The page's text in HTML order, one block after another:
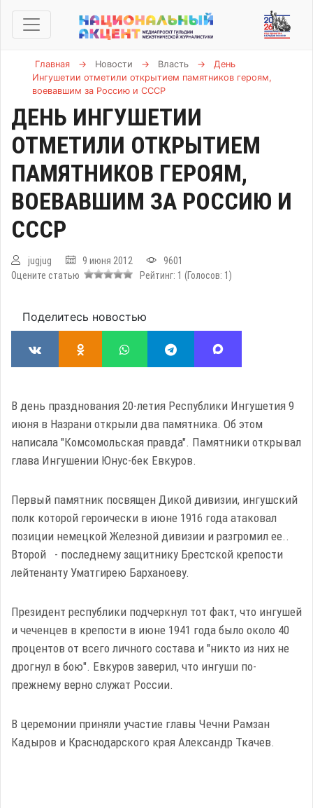
Главная → Новости → Власть →
День
Ингушетии отметили открытием памятников героям,
воевавшим за Россию и СССР
ДЕНЬ ИНГУШЕТИИ
ОТМЕТИЛИ ОТКРЫТИЕМ
ПАМЯТНИКОВ ГЕРОЯМ,
ВОЕВАВШИМ ЗА РОССИЮ И
СССР
jugjug 9 июня 2012
9601
Оцените статью
Рейтинг: 1 (Голосов: 1 )
Поделитесь новостью
В день празднования 20-летия Республики Ингушетия 9
июня в Назрани открыли два памятника. Об этом
написала "Комсомольская правда". Памятники открывал
глава Ингушении Юнус-бек Евкуров.
Первый памятник посвящен Дикой дивизии, ингушский
полк которой героически в июне 1916 года атаковал
позиции немецкой Железной дивизии и разгромил ее..
Второй - последнему защитнику Брестской крепости
лейтенанту Уматгирею Барханоеву.
Президент республики подчеркнул тот факт, что ингушей
и чеченцев в крепости в июне 1941 года было около 40
процентов от всего личного состава и "никто из них не
дрогнул в бою". Евкуров заверил, что ингуши по-
прежнему верно служат России.
В церемонии приняли участие главы Чечни Рамзан
Кадыров и Краснодарского края Александр Ткачев.